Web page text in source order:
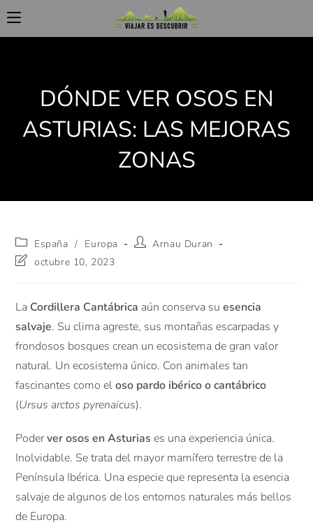
DÓNDE VER OSOS EN
ASTURIAS: LAS MEJORAS
ZONAS
España / Europa
Arnau Duran
octubre 10, 2023
La Cordillera Cantábrica aún conserva suesencia
salvaje. Su clima agreste, sus montañas escarpadas y
frondosos bosques crean un ecosistema de gran valor
natural. Un ecosistema único. Con animales tan
fascinantes como eloso pardo ibérico o cantábrico
(Ursus arctos pyrenaicus).
Poderver osos en Asturias es una experiencia única.
Inolvidable. Se trata del mayor mamífero terrestre de la
Península Ibérica. Una especie que representa la esencia
salvaje de algunos de los entornos naturales más bellos
de Europa.